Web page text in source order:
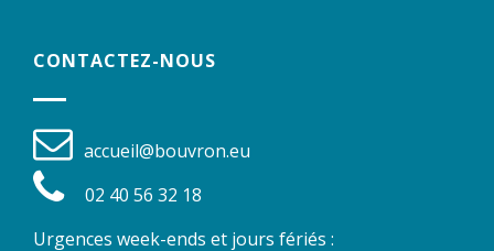
CONTACTEZ-NOUS
accueil@bouvron.eu
02 40 56 32 18
Urgences week-ends et jours fériés :